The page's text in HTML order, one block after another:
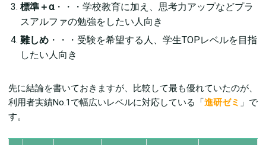
標準＋α・・・学校教育に加え、思考力アップなどプラ
スアルファの勉強をしたい人向き
難しめ ・・・受験を希望する人、学生TOPレベルを目指
したい人向き
先に結論を書いておきますが、比較して最も優れていたのが、
利用者実績No.1で幅広いレベルに対応している「進研ゼミ 」で
す。